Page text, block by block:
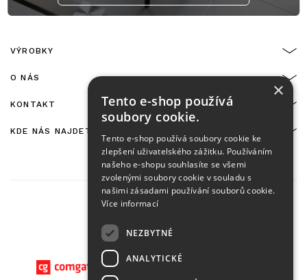
VÝROBKY
O NÁS
KONTAKT
KDE NÁS NAJDETE
On-line platby zajišťuje:
×
Tento e-shop používá
soubory cookie.
Tento e-shop používá soubory cookie ke
zlepšení uživatelského zážitku. Používáním
našeho e-shopu souhlasíte se všemi
zvolenými soubory cookie v souladu s
našimi zásadami používání souborů cookie.
Více informací
NEZBYTNÉ
ANALYTICKÉ